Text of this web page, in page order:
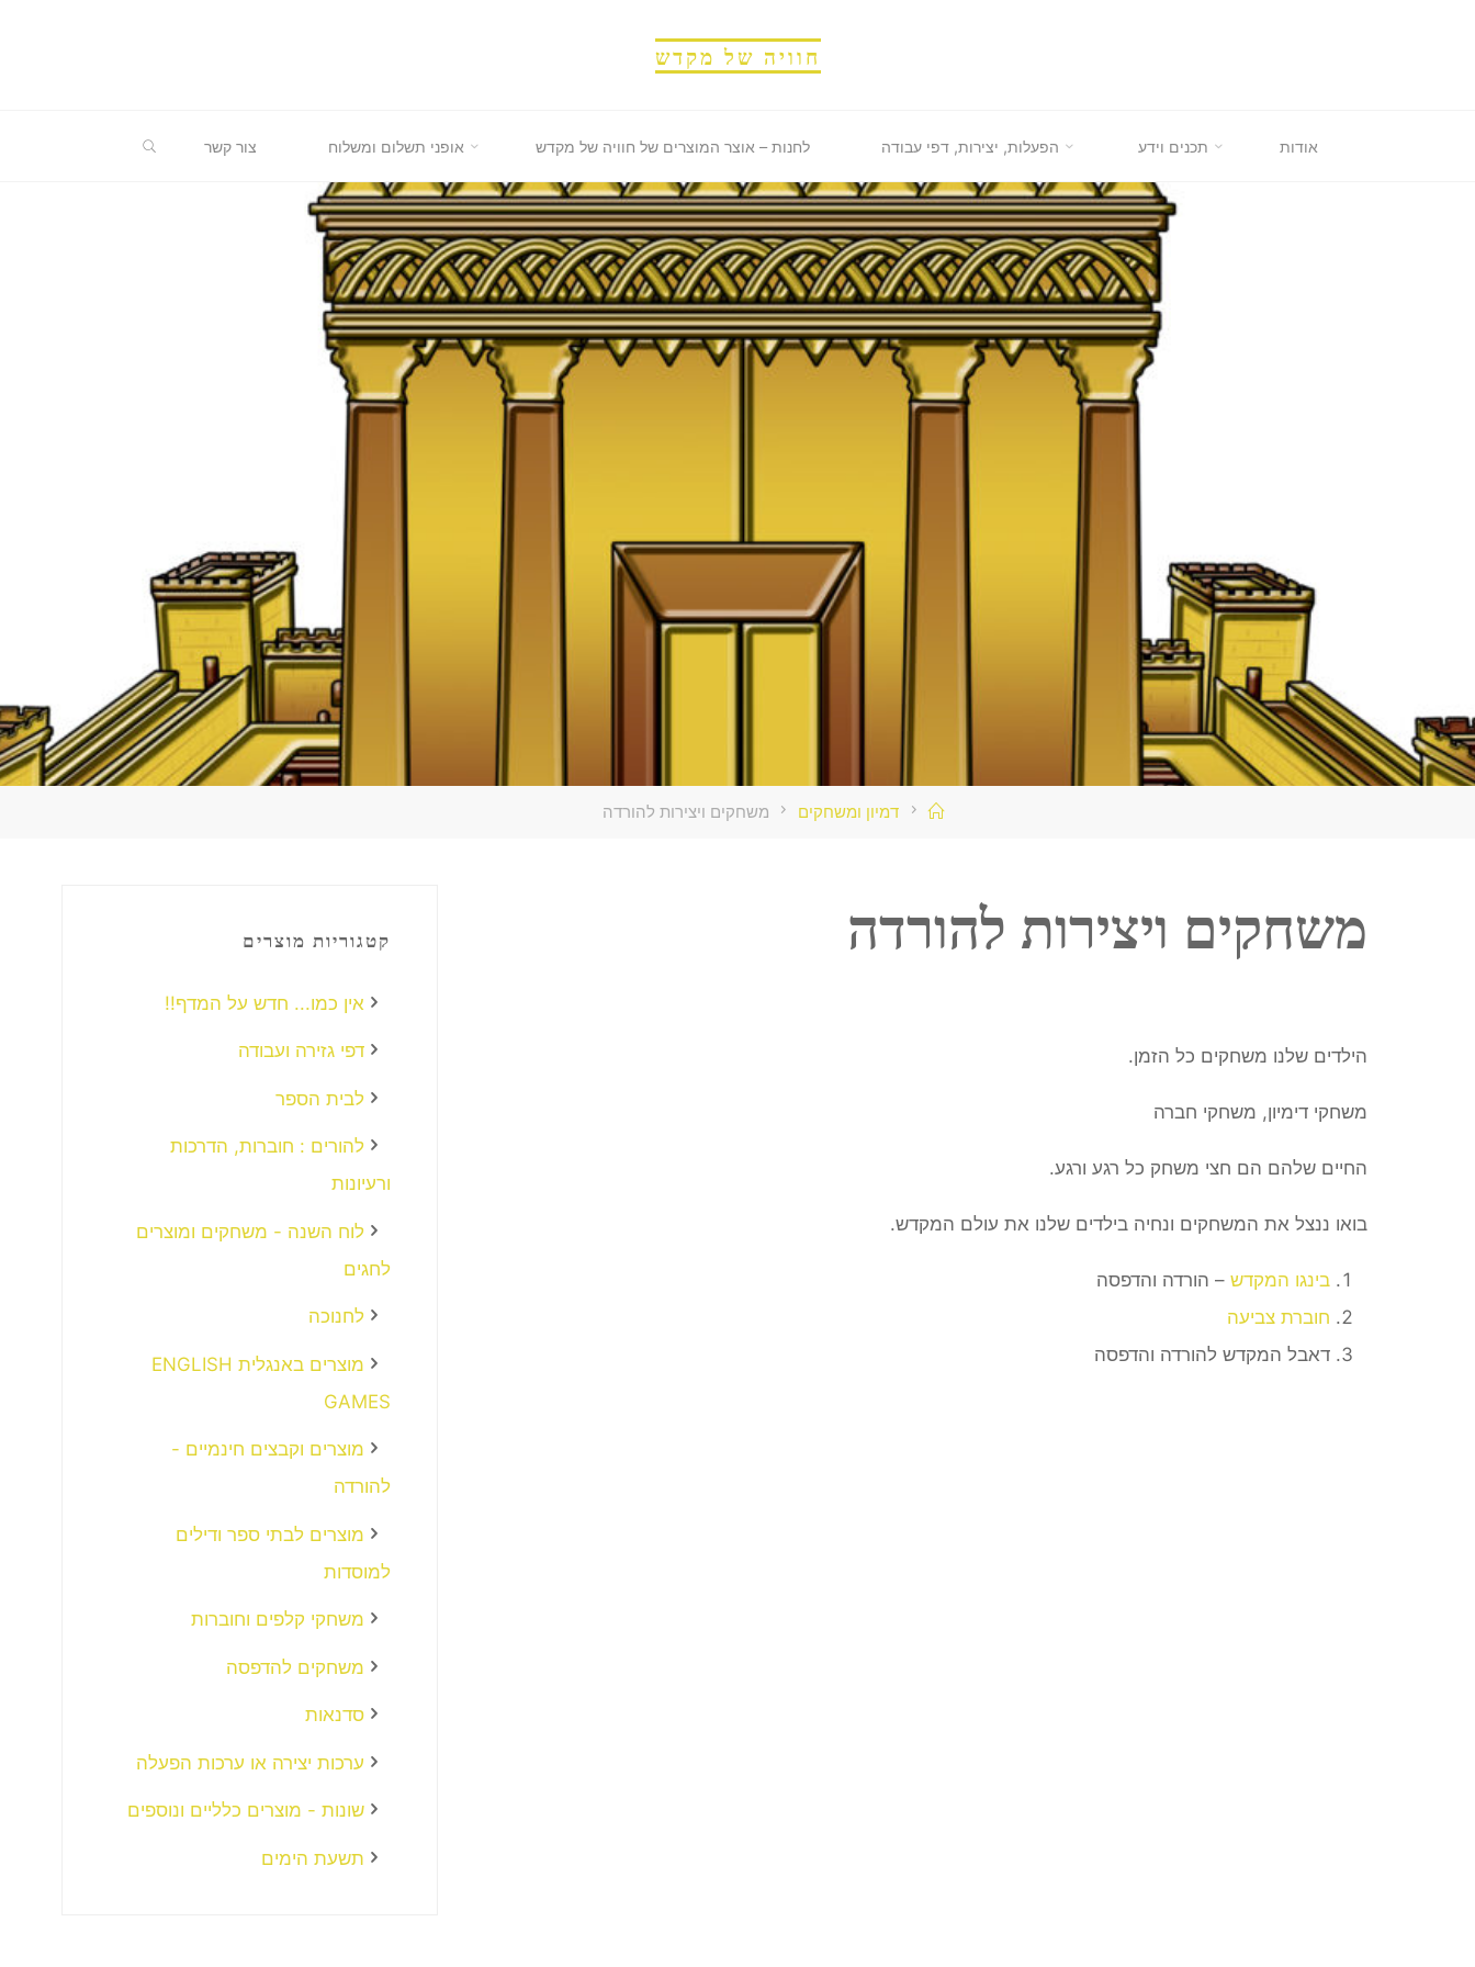
חוויה של מקדש
אודות תכנים וידע הפעלות, יצירות, דפי עבודה לחנות – אוצר המוצרים של חוויה של מקדש אופני תשלום ומשלוח צור קשר
בית דמיון ומשחקים משחקים ויצירות להורדה
משחקים ויצירות להורדה
הילדים שלנו משחקים כל הזמן.
משחקי דימיון, משחקי חברה
החיים שלהם הם חצי משחק כל רגע ורגע.
בואו ננצל את המשחקים ונחיה בילדים שלנו את עולם המקדש.
בינגו המקדש – הורדה והדפסה
חוברת צביעה
דאבל המקדש להורדה והדפסה
קטגוריות מוצרים
אין כמו... חדש על המדף!!
דפי גזירה ועבודה
לבית הספר
להורים : חוברות, הדרכות
ורעיונות
לוח השנה - משחקים ומוצרים
לחגים
לחנוכה
מוצרים באנגלית ENGLISH
GAMES
מוצרים וקבצים חינמיים -
להורדה
מוצרים לבתי ספר ודילים
למוסדות
משחקי קלפים וחוברות
משחקים להדפסה
סדנאות
ערכות יצירה או ערכות הפעלה
שונות - מוצרים כלליים ונוספים
תשעת הימים